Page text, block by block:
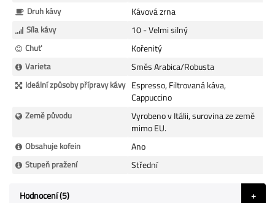
Druh kávy Kávová zrna
Síla kávy 10 - Velmi silný
Chuť Kořenitý
Varieta Směs Arabica/Robusta
Ideální způsoby přípravy kávy Espresso, Filtrovaná káva,
Cappuccino
Země původu
Vyrobeno v Itálii, surovina ze země
mimo EU.
Obsahuje kofein Ano
Stupeň pražení Střední
Hodnocení 5